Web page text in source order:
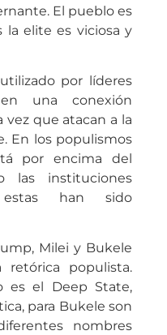
El pueblo es
elite es viciosa y
por líderes
una conexión
que atacan a la
En los populismos
por encima del
las instituciones
estas han sido
Milei y Bukele
populista.
es el Deep State,
para Bukele son
nombres